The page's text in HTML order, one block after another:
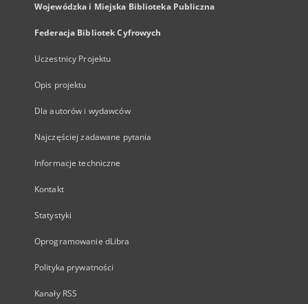
Wojewódzka i Miejska Biblioteka Publiczna
Federacja Bibliotek Cyfrowych
Uczestnicy Projektu
Opis projektu
Dla autorów i wydawców
Najczęściej zadawane pytania
Informacje techniczne
Kontakt
Statystyki
Oprogramowanie dLibra
Polityka prywatności
Kanały RSS